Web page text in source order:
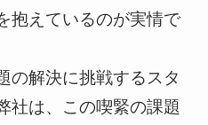
抱えているのが実情で
の解決に挑戦するスタ
社は、この喫緊の課題